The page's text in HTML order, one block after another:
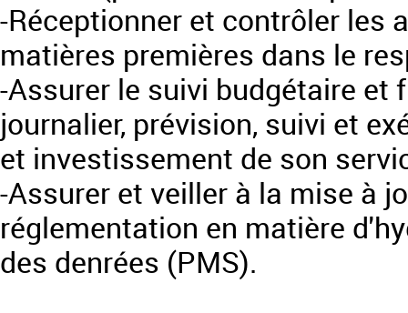
-Réceptionner et contrôler les
matières premières dans le
-Assurer le suivi budgétaire et
journalier, prévision, suivi et
et investissement de son
-Assurer et veiller à la mise à
réglementation en matière
des denrées (PMS).